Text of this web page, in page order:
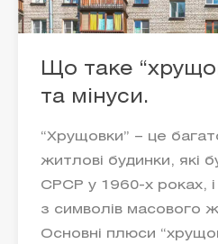
Що таке
та мінуси.
“Хрущовки” – це
житлові будинки, які
СРСР у 1960-х роках,
з символів масового
Основні плюси